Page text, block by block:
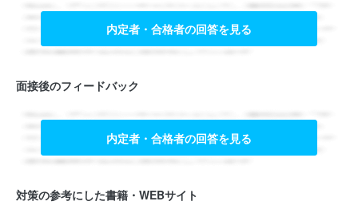
内定者・合格者の回答を見る
面接後のフィードバック
内定者・合格者の回答を見る
対策の参考にした書籍・WEBサイト